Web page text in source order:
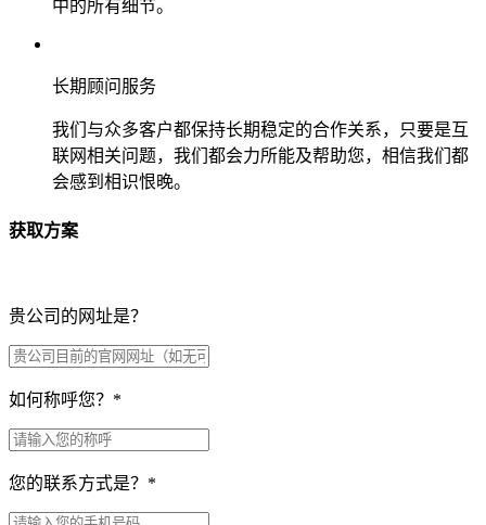
中的所有细节。
长期顾问服务
我们与众多客户都保持长期稳定的合作关系，只要是互
联网相关问题，我们都会力所能及帮助您，相信我们都
会感到相识恨晚。
获取方案
贵公司的网址是？
如何称呼您？ *
您的联系方式是？ *